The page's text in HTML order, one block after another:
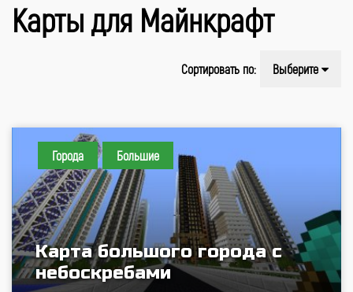
Карты для Майнкрафт
Сортировать по: Выберите
Города Большие
Карта большого города с
небоскребами